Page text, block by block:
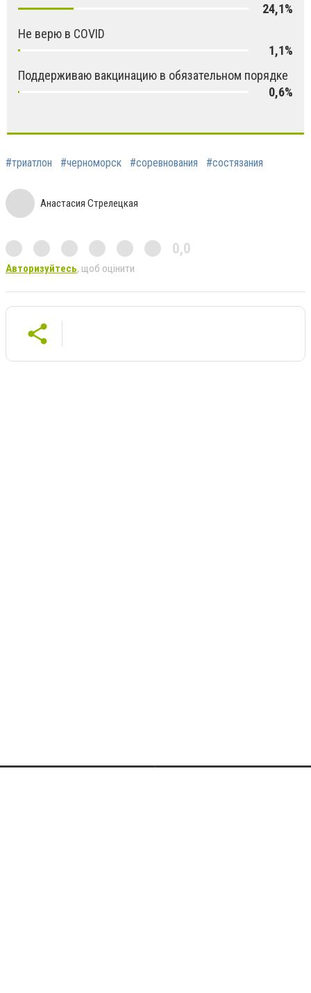
24,1%
Не верю в COVID
1,1%
Поддерживаю вакцинацию в обязательном порядке
0,6%
#триатлон #черноморск #соревнования #состязания
Анастасия Стрелецкая
0,0
Авторизуйтесь, щоб оцінити